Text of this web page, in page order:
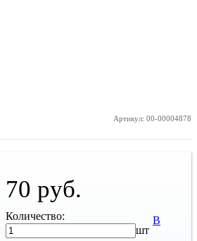
Артикул: 00-00004878
70 руб.
Количество:
шт
В